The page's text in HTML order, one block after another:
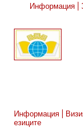
Информация
Информация
езиците